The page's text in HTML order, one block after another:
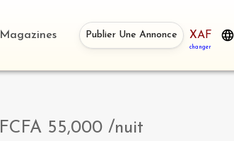
Magazines Publier Une Annonce XAF
changer
FCFA 55,000 /nuit